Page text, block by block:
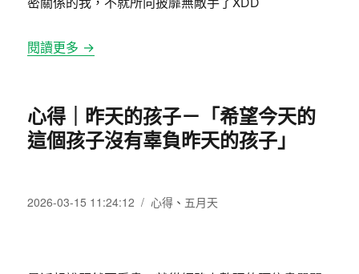
閱讀更多 →
心得｜昨天的孩子－「希望今天的
這個孩子沒有辜負昨天的孩子」
發
2026-03-15 11:24:12
分
心得、 五月天